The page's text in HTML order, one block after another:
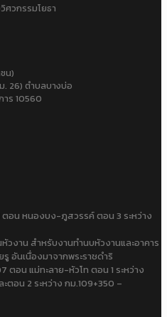
ศวกรรมโยธา
น)
. 26) ตำบลบางบ่อ
ร 10560
ตอน หนองบง-ภูสวรรค์ ตอน 3 ระหว่าง
วงาน สำหรับงานทำนบหัวงานและอาคาร
อันเนื่องมาจากพระราชดำริ
ตอน แม่ทะลาย-หัวโท ตอน 1 ระหว่าง
ตอน 2 ระหว่าง กม.109+350 –